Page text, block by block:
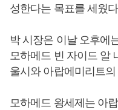
성한다는 목표를 세웠
박 시장은 이날 오후에
모하메드 빈 자이드 알
울시와 아랍에미리트
모하메드 왕세제는 아